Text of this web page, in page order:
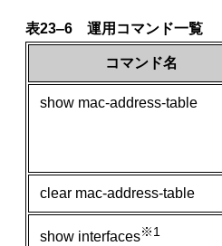
表23‒6 運用コマンド一覧
コマンド名
show mac-address-table
clear mac-address-table
show interfaces※1